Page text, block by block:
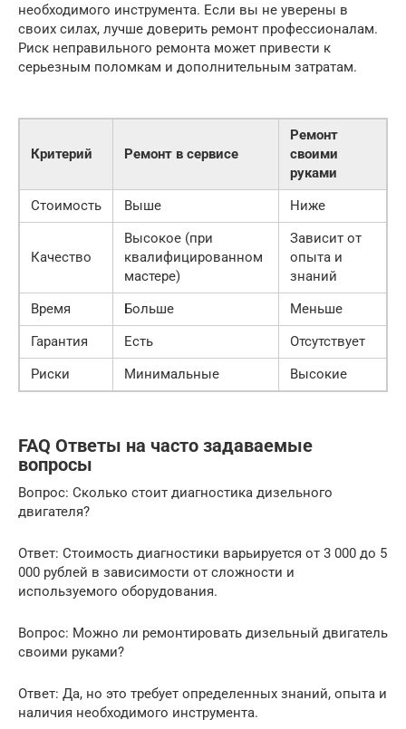
необходимого инструмента. Если вы не уверены в
своих силах, лучше доверить ремонт профессионалам.
Риск неправильного ремонта может привести к
серьезным поломкам и дополнительным затратам.
Критерий Ремонт в сервисе
Ремонт
своими
руками
Стоимость
Выше Ниже
Качество
Высокое (при
квалифицированном
мастере)
Зависит от
опыта и
знаний
Время
Больше
Меньше
Гарантия
Есть
Отсутствует
Риски
Минимальные Высокие
FAQ Ответы на часто задаваемые
вопросы
Вопрос: Сколько стоит диагностика дизельного
двигателя?
Ответ: Стоимость диагностики варьируется от 3 000 до 5
000 рублей в зависимости от сложности и
используемого оборудования.
Вопрос: Можно ли ремонтировать дизельный двигатель
своими руками?
Ответ: Да, но это требует определенных знаний, опыта и
наличия необходимого инструмента.